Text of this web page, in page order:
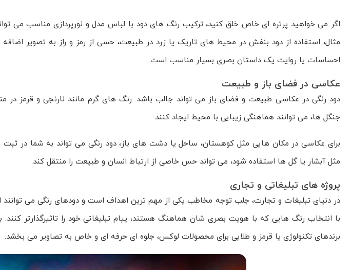
اگر می خواهید پرتره ای خاص خلق کنید، ترکیب رنگ های دود با لباس مدل و نورپردازی مناسب می
مثال، استفاده از دود بنفش در محیط های تاریک یا زرد در طبیعت، حسی از رمز و راز به تصویر
احساسات یا روایت یک داستان بصری بسیار مناسب است.
عکاسی در فضای باز و طبیعت
دود رنگی در عکاسی طبیعت و فضای باز می تواند جالب باشد. رنگ های گرم مانند نارنجی و قرمز در
جنگل ها، می توانند هماهنگی زیبایی با محیط ایجاد کنند.
برای عکاسی در مکان هایی مثل کوهستان، ساحل یا دشت های باز، دود رنگی می تواند به شما در
مثل آبشار یا گل ها استفاده شود، می تواند حس خاصی از ارتباط انسان و طبیعت را منتقل کند.
پروژه های تبلیغاتی و تجاری
در دنیای تبلیغات و تجارت، جلب توجه مخاطب یکی از مهم ترین اهداف است و دودهای رنگی می توانند
با انتخاب رنگ هایی که با هویت بصری شان هماهنگ هستند، پیام تبلیغاتی خود را تاثیرگذارتر
برندهای تکنولوژی یا قرمز و طلایی برای محصولات لوکس، جلوه ای حرفه ای و خاص به تصاویر می بخشد.